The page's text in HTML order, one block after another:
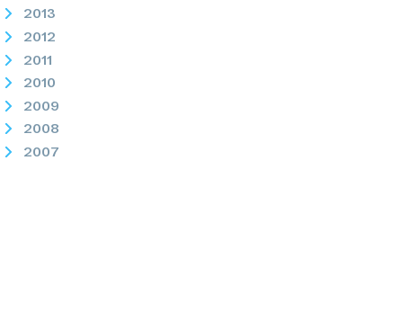
2013
2012
2011
2010
2009
2008
2007